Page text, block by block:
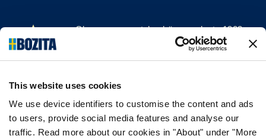
This website uses cookies
We use device identifiers to customise the content and ads
to users, provide social media features and analyse our
traffic. Read more about our cookies in "About" under "More
Olemme menestyksekäs, vuodesta 1903
saakka kissan- ja koiranruokaa valmistava
yritys Vårgårdasta, Ruotsista. Pidämme
Teemme koiran- ja kissanruokaa
korkealaatuisista ainesosista ja ilman
tarpeettomia lisäaineita.